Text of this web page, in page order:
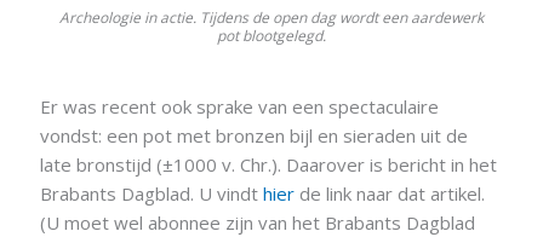
Archeologie in actie. Tijdens de open dag wordt een aardewerk
pot blootgelegd.
Er was recent ook sprake van een spectaculaire
vondst: een pot met bronzen bijl en sieraden uit de
late bronstijd (±1000 v. Chr.). Daarover is bericht in het
Brabants Dagblad. U vindthier de link naar dat artikel.
(U moet wel abonnee zijn van het Brabants Dagblad